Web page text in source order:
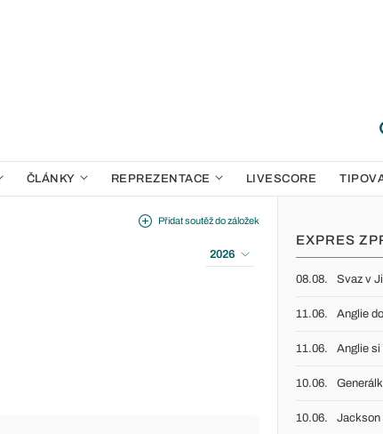
ČLÁNKY REPREZENTACE LIVESCORE
Přidat soutěž do záložek
2026
EXPRES
08.08. Svaz v
11.06. Anglie
11.06. Anglie si
10.06.
10.06. Jackson